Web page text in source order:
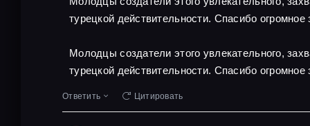
турецкой действительности. Спасибо
Молодцы создатели этого увлекательного,
турецкой действительности. Спасибо
Ответить Цитировать